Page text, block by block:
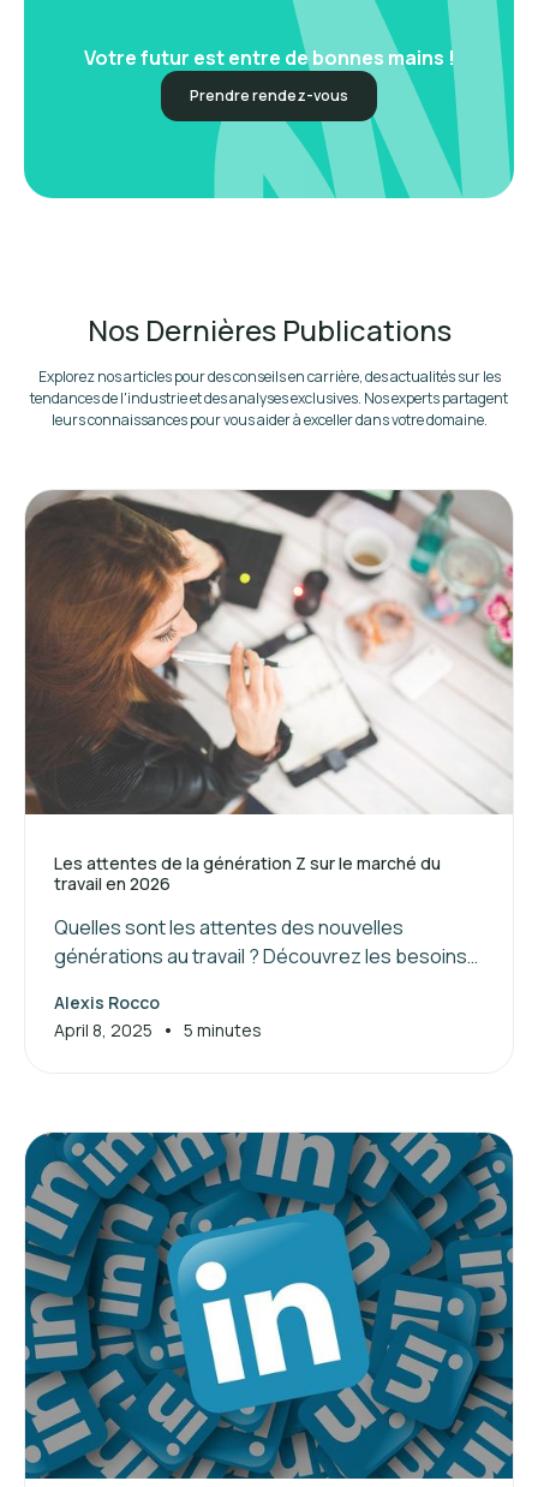
Votre futur est entre de bonnes mains !
Prendre rendez-vous
Nos Dernières Publications
Explorez nos articles pour des conseils en carrière, des actualités sur les
tendances de l'industrie et des analyses exclusives. Nos experts partagent
leurs connaissances pour vous aider à exceller dans votre domaine.
Les attentes de la génération Z sur le marché du
travail en 2026
Quelles sont les attentes des nouvelles
générations au travail ? Découvrez les besoins
manager ces jeunes talents.
Alexis Rocco
April 8, 2025
• 5 minutes